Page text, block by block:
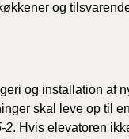
og
og installation af
skal leve op til
2. Hvis elevatoren